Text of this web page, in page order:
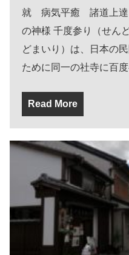
就 病気平癒 諸道上
の神様 千度参り（せん
どまいり）は、日本の
ために同一の社寺に百
Read More